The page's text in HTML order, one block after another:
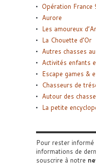
Opération France
Aurore
Les amoureux
La Chouette d’Or
Autres chasses
Activités enfants
Escape games &
Chasseurs de
Autour des
La petite
Pour rester
informations de
souscrire à notre